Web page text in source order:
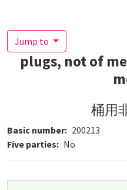
Jump to
plugs, not of
桶用
Basic number
200213
Five parties
No